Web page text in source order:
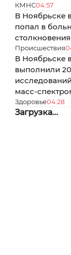
КМНС04:57
В Ноябрьске
попал в
Происшествия
В Ноябрьске
выполнили
масс-
Здоровье04:28
Загрузка...